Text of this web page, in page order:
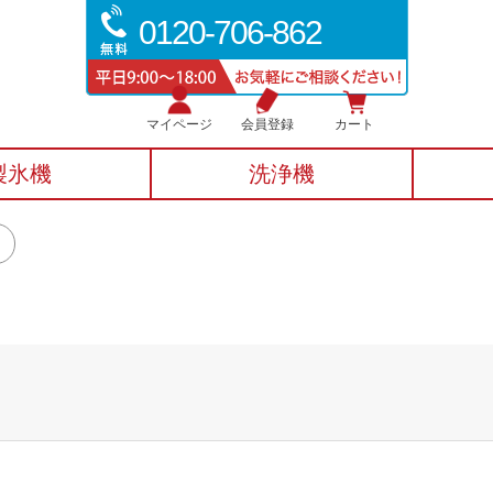
0120-706-862
マイページ 会員登録 カート
氷機 洗浄機